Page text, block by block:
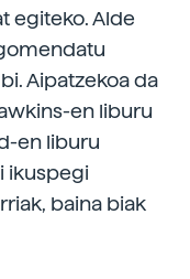
egiteko. Alde
Aipatzekoa da
en liburu
en liburu
ikuspegi
baina biak